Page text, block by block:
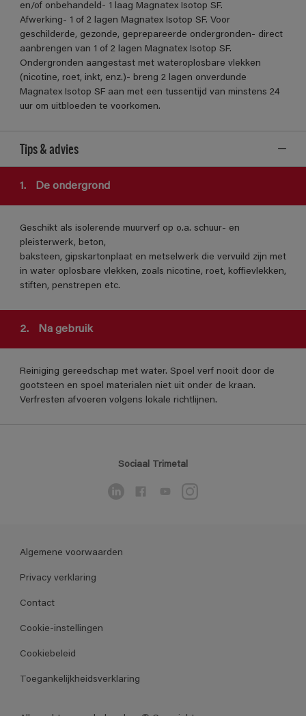
en/of onbehandeld- 1 laag Magnatex Isotop SF.
Afwerking- 1 of 2 lagen Magnatex Isotop SF. Voor
geschilderde, gezonde, geprepareerde ondergronden- direct
aanbrengen van 1 of 2 lagen Magnatex Isotop SF.
Ondergronden aangestast met wateroplosbare vlekken
(nicotine, roet, inkt, enz.)- breng 2 lagen onverdunde
Magnatex Isotop SF aan met een tussentijd van minstens 24
uur om uitbloeden te voorkomen.
Tips & advies
1. De ondergrond
Geschikt als isolerende muurverf op o.a. schuur- en
pleisterwerk, beton,
baksteen, gipskartonplaat en metselwerk die vervuild zijn met
in water oplosbare vlekken, zoals nicotine, roet, koffievlekken,
stiften, penstrepen etc.
2. Na gebruik
Reiniging gereedschap met water. Spoel verf nooit door de
gootsteen en spoel materialen niet uit onder de kraan.
Verfresten afvoeren volgens lokale richtlijnen.
Sociaal Trimetal
Algemene voorwaarden
Privacy verklaring
Contact
Cookie-instellingen
Cookiebeleid
Toegankelijkheidsverklaring